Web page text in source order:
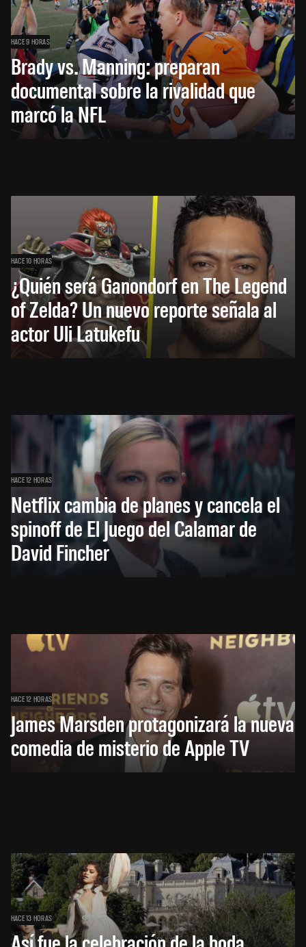
HACE 9 HORAS
Brady vs. Manning: preparan
documental sobre la rivalidad que
marcó la NFL
HACE 10 HORAS
¿Quién será Ganondorf en The Legend
of Zelda? Un nuevo reporte señala al
actor Uli Latukefu
HACE 12 HORAS
Netflix cambia de planes y cancela el
spinoff de El Juego del Calamar de
David Fincher
HACE 12 HORAS
James Marsden protagonizará la nueva
comedia de misterio de Apple TV
HACE 13 HORAS